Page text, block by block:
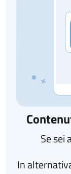
Se sei
In